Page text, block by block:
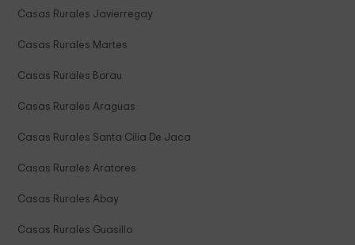
Casas Rurales Javierregay
Casas Rurales Martes
Casas Rurales Borau
Casas Rurales Araguas
Casas Rurales Santa Cilia De Jaca
Casas Rurales Aratores
Casas Rurales Abay
Casas Rurales Guasillo